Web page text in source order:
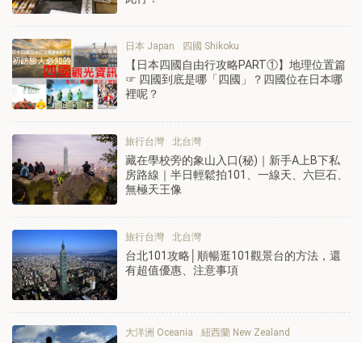
日本 Japan 四國 Shikoku
【日本四國自由行攻略PART①】地理位置篇
☞ 四國到底是哪「四國」？四國位在日本哪
裡呢？
旅行台灣 北台灣
藏在學校旁的象山入口(秘)｜新手A上B下私
房路線｜半日輕鬆拍101、一線天、六巨石、
無極天王像
旅行台灣 北台灣
台北101攻略│順暢逛101觀景台的方法，還
有超值優惠、注意事項
大洋洲 Oceania 紐西蘭 New Zealand